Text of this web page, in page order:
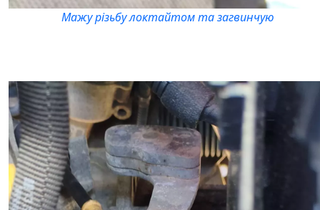
Мажу різьбу локтайтом та загвинчую